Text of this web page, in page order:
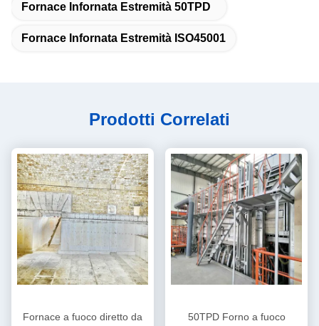
Fornace Infornata Estremità 50TPD
Fornace Infornata Estremità ISO45001
Prodotti Correlati
Fornace a fuoco diretto da
50TPD Forno a fuoco